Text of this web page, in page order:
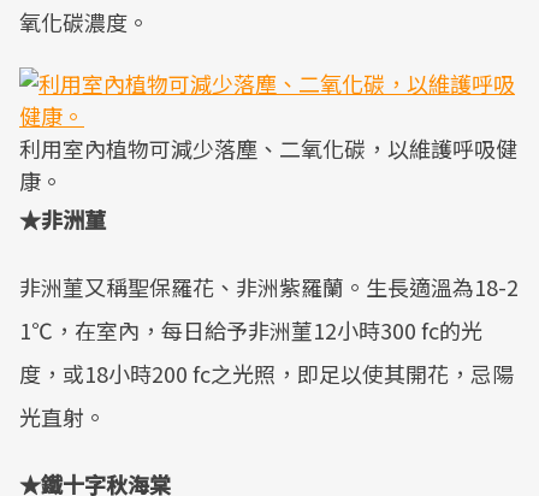
氧化碳濃度。
利用室內植物可減少落塵、二氧化碳，以維護呼吸健
康。
★非洲菫
非洲菫又稱聖保羅花、非洲紫羅蘭。生長適溫為18-2
1℃，在室內，每日給予非洲菫12小時300 fc的光
度，或18小時200 fc之光照，即足以使其開花，忌陽
光直射。
★鐵十字秋海棠